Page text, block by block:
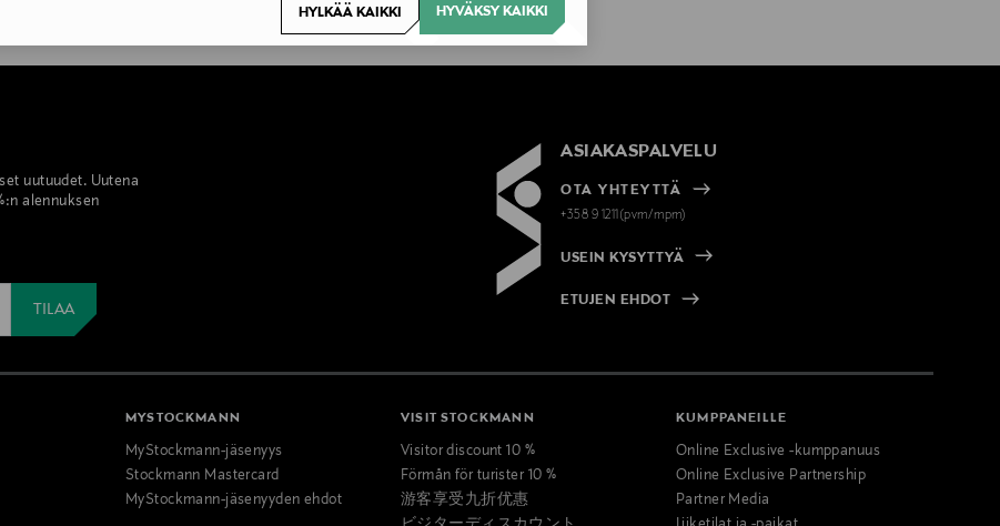
HYLKÄÄ KAIKKI HYVÄKSY KAIKKI
uutuudet. Uutena
alennuksen
ASIAKASPALVELU
OTA YHTEYTTÄ
+358 9 1211(pvm/mpm)
USEIN KYSYTTYÄ
ETUJEN EHDOT
MYSTOCKMANN
MyStockmann-jäsenyys
Stockmann Mastercard
MyStockmann-jäsenyyden ehdot
VISIT STOCKMANN
Visitor discount 10 %
Förmån för turister 10 %
游客享受九折优惠
KUMPPANEILLE
Online Exclusive -kumppanuus
Online Exclusive Partnership
Partner Media